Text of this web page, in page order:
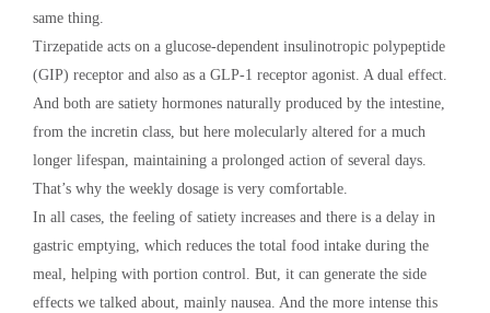
same thing.
Tirzepatide acts on a glucose-dependent insulinotropic polypeptide
(GIP) receptor and also as a GLP-1 receptor agonist. A dual effect.
And both are satiety hormones naturally produced by the intestine,
from the incretin class, but here molecularly altered for a much
longer lifespan, maintaining a prolonged action of several days.
That’s why the weekly dosage is very comfortable.
In all cases, the feeling of satiety increases and there is a delay in
gastric emptying, which reduces the total food intake during the
meal, helping with portion control. But, it can generate the side
effects we talked about, mainly nausea. And the more intense this